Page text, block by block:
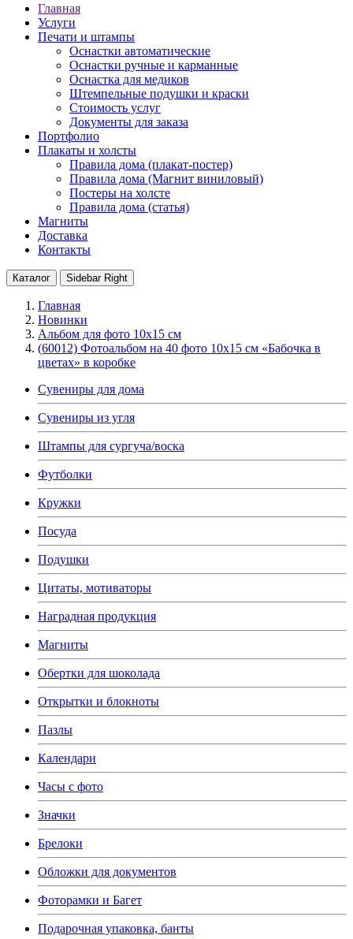
Главная
Услуги
Печати и штампы
Оснастки автоматические
Оснастки ручные и карманные
Оснастка для медиков
Штемпельные подушки и краски
Стоимость услуг
Документы для заказа
Портфолио
Плакаты и холсты
Правила дома (плакат-постер)
Правила дома (Магнит виниловый)
Постеры на холсте
Правила дома (статья)
Магниты
Доставка
Контакты
Каталог Sidebar Right
Главная
Новинки
Альбом для фото 10х15 см
(60012) Фотоальбом на 40 фото 10х15 см «Бабочка в
цветах» в коробке
Сувениры для дома
Сувениры из угля
Штампы для сургуча/воска
Футболки
Кружки
Посуда
Подушки
Цитаты, мотиваторы
Наградная продукция
Магниты
Обертки для шоколада
Открытки и блокноты
Пазлы
Календари
Часы с фото
Значки
Брелоки
Обложки для документов
Фоторамки и Багет
Подарочная упаковка, банты